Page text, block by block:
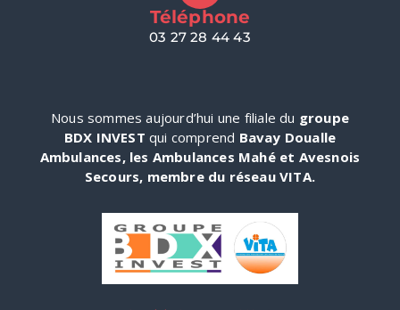
Téléphone
03 27 28 44 43
Nous sommes aujourd’hui une filiale du groupe
BDX INVEST qui comprend Bavay Doualle
Ambulances, les Ambulances Mahé et Avesnois
Secours, membre du réseau VITA.